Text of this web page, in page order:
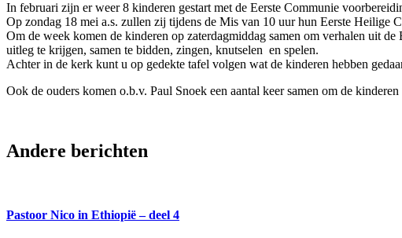
In februari zijn er weer 8 kinderen gestart met de Eerste Communie
Op zondag 18 mei a.s. zullen zij tijdens de Mis van 10 uur hun Eerste Heilige
Om de week komen de kinderen op zaterdagmiddag samen om verhalen uit de
uitleg te krijgen, samen te bidden, zingen, knutselen en spelen.
Achter in de kerk kunt u op gedekte tafel volgen wat de kinderen hebben
Ook de ouders komen o.b.v. Paul Snoek een aantal keer samen om de
Andere berichten
Pastoor Nico in Ethiopië – deel 4